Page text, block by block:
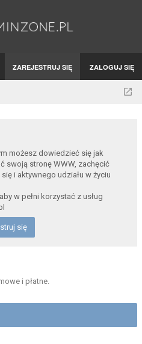
ZAREJESTRUJ SIĘ ZALOGUJ SIĘ
możesz dowiedzieć się jak
swoją stronę WWW, zachęcić
i aktywnego udziału w życiu
w pełni korzystać z usług
się
i płatne.